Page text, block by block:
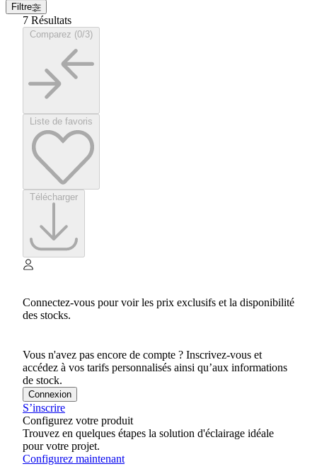
Filtre
7 Résultats
Connectez-vous pour voir les prix exclusifs et la disponibilité
des stocks.
Vous n'avez pas encore de compte ? Inscrivez-vous et
accédez à vos tarifs personnalisés ainsi qu’aux informations
de stock.
Connexion
S’inscrire
Configurez votre produit
Trouvez en quelques étapes la solution d'éclairage idéale
pour votre projet.
Configurez maintenant